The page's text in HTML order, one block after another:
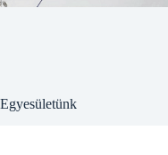
Egyesületünk